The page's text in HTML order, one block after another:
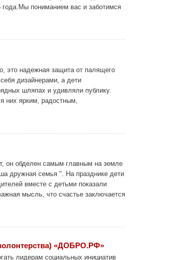
года.Мы пониманием вас и заботимся
это надежная защита от палящего
дизайнерами, а дети
шляпах и удивляли публику.
них ярким, радостным,
он обделен самым главным на земле
дружная семья ". На празднике дети
вместе с детьми показали
мысль, что счастье заключается
«ДОБРО.РФ»
лидерам социальных инициатив